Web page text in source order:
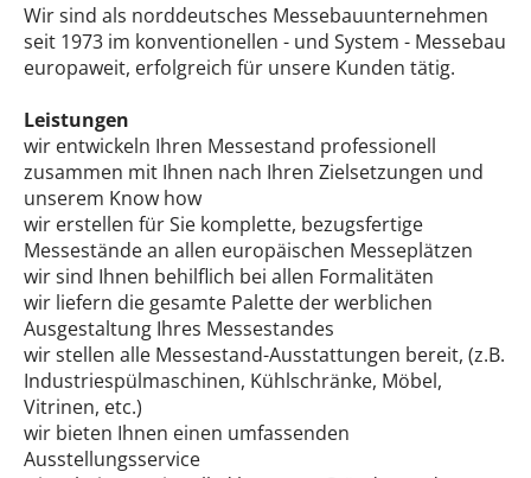
Wir sind als norddeutsches Messebauunternehmen
seit 1973 im konventionellen - und System - Messebau
europaweit, erfolgreich für unsere Kunden tätig.
Leistungen
wir entwickeln Ihren Messestand professionell
zusammen mit Ihnen nach Ihren Zielsetzungen und
unserem Know how
wir erstellen für Sie komplette, bezugsfertige
Messestände an allen europäischen Messeplätzen
wir sind Ihnen behilflich bei allen Formalitäten
wir liefern die gesamte Palette der werblichen
Ausgestaltung Ihres Messestandes
wir stellen alle Messestand-Ausstattungen bereit, (z.B.
Industriespülmaschinen, Kühlschränke, Möbel,
Vitrinen, etc.)
wir bieten Ihnen einen umfassenden
Ausstellungsservice